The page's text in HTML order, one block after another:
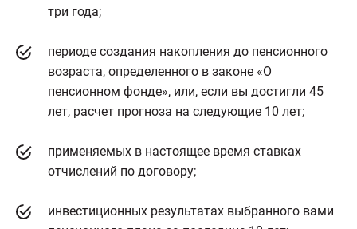
три года;
периоде создания накопления до пенсионного
возраста, определенного в законе «О
пенсионном фонде», или, если вы достигли 45
лет, расчет прогноза на следующие 10 лет;
применяемых в настоящее время ставках
отчислений по договору;
инвестиционных результатах выбранного вами